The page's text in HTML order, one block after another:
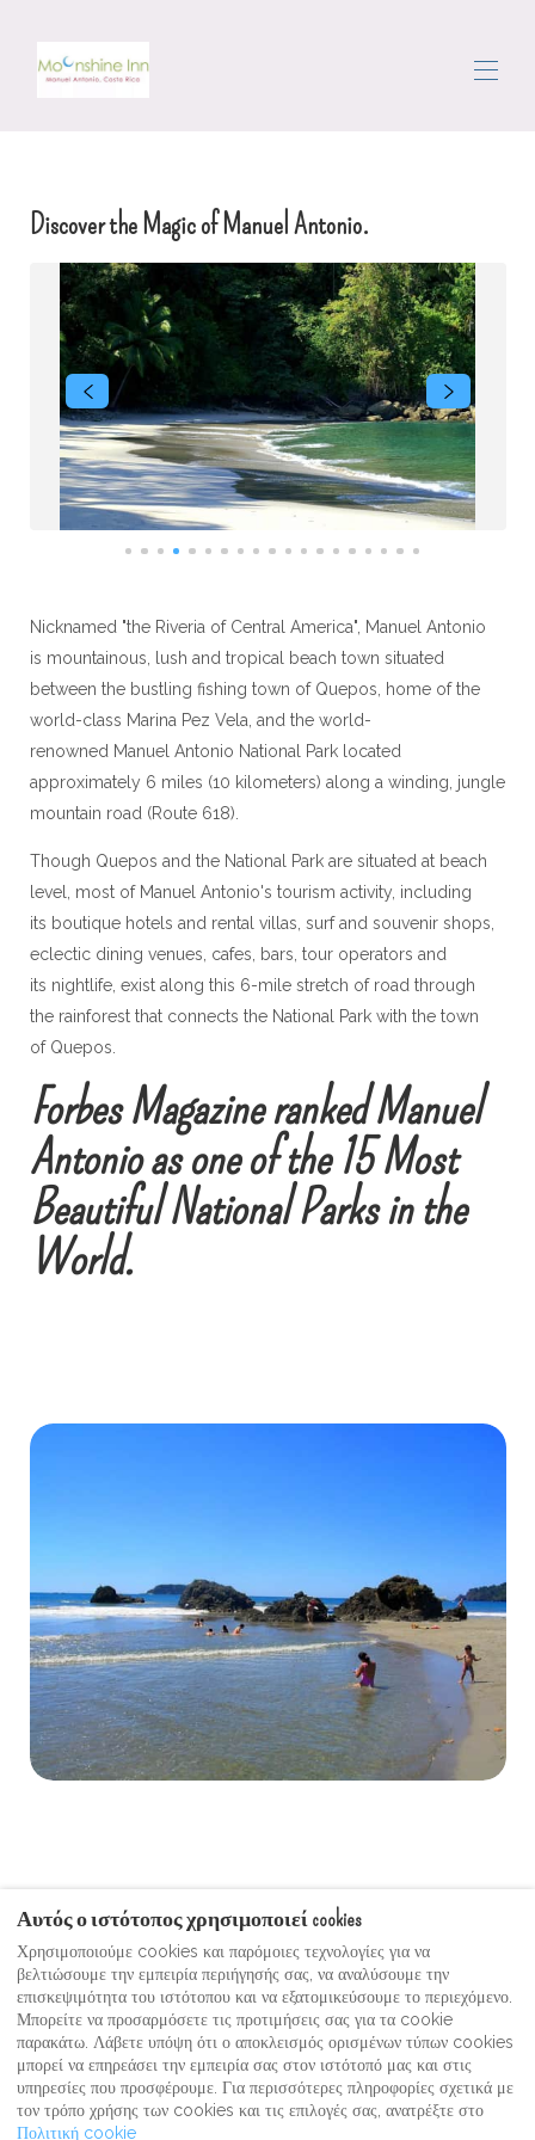
Όλα τα ακίνητα
Η περιοχή
Τριγυρίζω
Θυρωρός
Κριτικές
Επικοινωνήστε μαζί μας
Discover the Magic of Manuel Antonio.
Nicknamed "the Riveria of Central America", Manuel Antonio
is mountainous, lush and tropical beach town situated
between the bustling fishing town of Quepos, home of the
world-class Marina Pez Vela, and the world-
renowned Manuel Antonio National Park located
approximately 6 miles (10 kilometers) along a winding, jungle
mountain road (Route 618).
Though Quepos and the National Park are situated at beach
level, most of Manuel Antonio's tourism activity, including
its boutique hotels and rental villas, surf and souvenir shops,
eclectic dining venues, cafes, bars, tour operators and
its nightlife, exist along this 6-mile stretch of road through
the rainforest that connects the National Park with the town
of Quepos.
Forbes Magazine ranked Manuel
Antonio as one of the 15 Most
Beautiful National Parks in the
World.
Όροι χρήσης
Moonshine Guest Video Gallery
Πολιτική Απορρήτου
Moonshine Inn Shouvenier & Gift Shop
Αυτός ο ιστότοπος χρησιμοποιεί cookies
Χρησιμοποιούμε cookies και παρόμοιες τεχνολογίες για να
βελτιώσουμε την εμπειρία περιήγησής σας, να αναλύσουμε την
επισκεψιμότητα του ιστότοπου και να εξατομικεύσουμε το περιεχόμενο.
Μπορείτε να προσαρμόσετε τις προτιμήσεις σας για τα cookie
παρακάτω. Λάβετε υπόψη ότι ο αποκλεισμός ορισμένων τύπων cookies
μπορεί να επηρεάσει την εμπειρία σας στον ιστότοπό μας και στις
υπηρεσίες που προσφέρουμε. Για περισσότερες πληροφορίες σχετικά με
τον τρόπο χρήσης των cookies και τις επιλογές σας, ανατρέξτε στο
Πολιτική cookie